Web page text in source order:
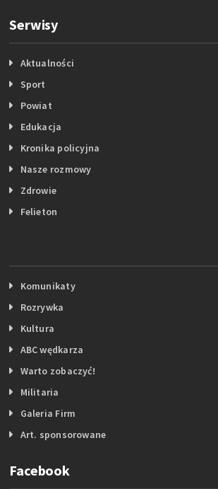
Serwisy
Aktualności
Sport
Powiat
Edukacja
Kronika policyjna
Nasze rozmowy
Zdrowie
Felieton
Komunikaty
Rozrywka
Kultura
ABC wędkarza
Warto zobaczyć!
Militaria
Galeria Firm
Art. sponsorowane
Facebook